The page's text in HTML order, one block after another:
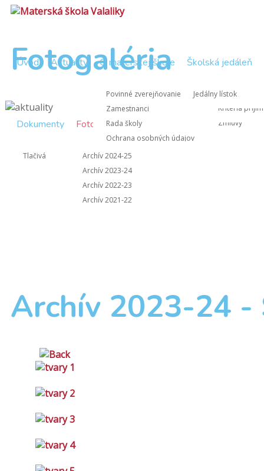
Úvod Aktuality O materskej škole
Povinné zverejňovanie
Zápisnice
Zápisnice z
Zmluvy
Zamestnanci
Rada školy
Ochrana osobných údajov
Informácie pre rodičov
Nástup do
Kritériá
Školská jedáleň
Jedálny lístok
Dokumenty
Tlačivá
Fotogaléria
Archív 2024-25
Archív 2023-24
Archív 2022-23
Archív 2021-22
Kontakt
Fotogaléria
Archív 2023-24 -